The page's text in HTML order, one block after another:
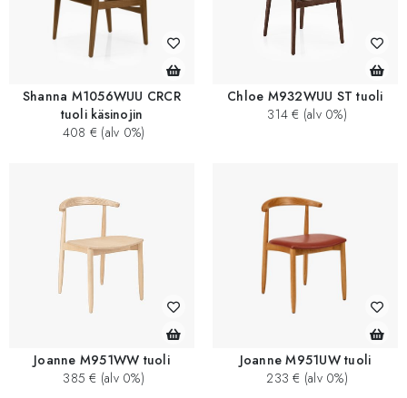
Shanna M1056WUU CRCR
tuoli käsinojin
408 € (alv 0%)
Chloe M932WUU ST tuoli
314 € (alv 0%)
Joanne M951WW tuoli
385 € (alv 0%)
Joanne M951UW tuoli
233 € (alv 0%)